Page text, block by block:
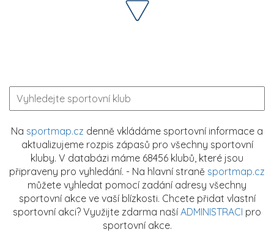
Na sportmap.cz denně vkládáme sportovní informace a
aktualizujeme rozpis zápasů pro všechny sportovní
kluby. V databázi máme 68456 klubů, které jsou
připraveny pro vyhledání. - Na hlavní straně sportmap.cz
můžete vyhledat pomocí zadání adresy všechny
sportovní akce ve vaší blízkosti. Chcete přidat vlastní
sportovní akci? Využijte zdarma naší ADMINISTRACI pro
sportovní akce.